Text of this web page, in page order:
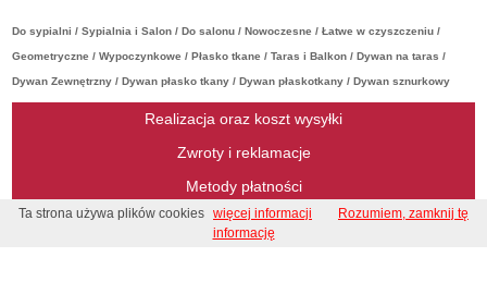
Do sypialni / Sypialnia i Salon / Do salonu / Nowoczesne / Łatwe w czyszczeniu /
Geometryczne / Wypoczynkowe / Płasko tkane / Taras i Balkon / Dywan na taras /
Dywan Zewnętrzny / Dywan płasko tkany / Dywan płaskotkany / Dywan sznurkowy
Realizacja oraz koszt wysyłki
Zwroty i reklamacje
Metody płatności
Regulamin
Ta strona używa plików cookies więcej informacji
Rozumiem, zamknij tę
informację